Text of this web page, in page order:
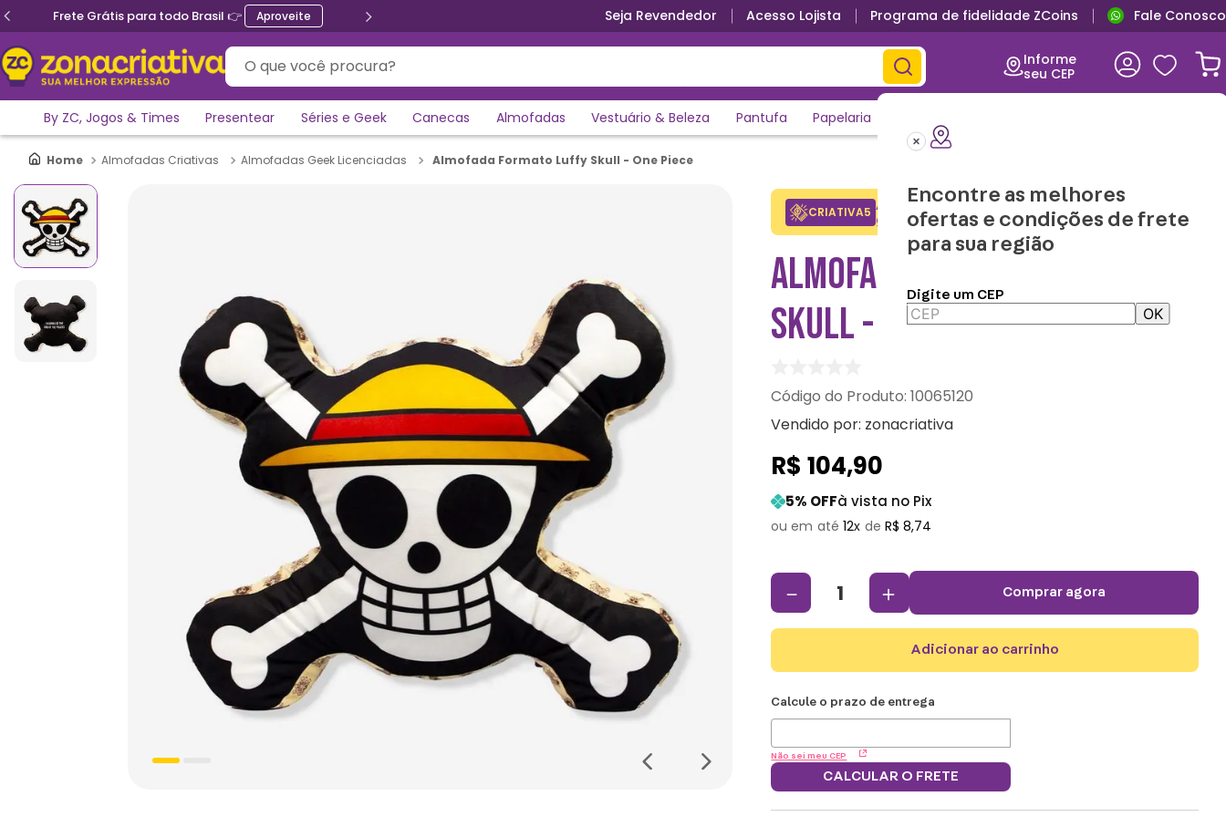
Frete Grátis para todo Brasil 👉 Aproveite Seja Revendedor Acesso Lojista Programa de fidelidade ZCoins Fale Conosco
O que você procura?
Informe
seu CEP
Encontre as melhores
ofertas e condições de frete
para sua região
Digite um CEP
OK
By ZC, Jogos & Times Presentear Séries e Geek Canecas Almofadas Vestuário & Beleza Pantufa Papelaria
Almofadas Criativas Almofadas Geek Licenciadas Almofada Formato Luffy Skull - One Piece
CRIATIVA5 Adicione o cupom no carrinho e
ganhe desconto na 1a compra.
Copiar
ALMOFADA FORMATO LUFFY
SKULL - ONE PIECE
:10065120
Vendido por: zonacriativa
R$ 104,90
5% OFFà vista no Pix
12 R$ 8,74
＋
－ comprar agora
adicionar ao carrinho
Não sei meu CEP
CALCULAR O FRETE